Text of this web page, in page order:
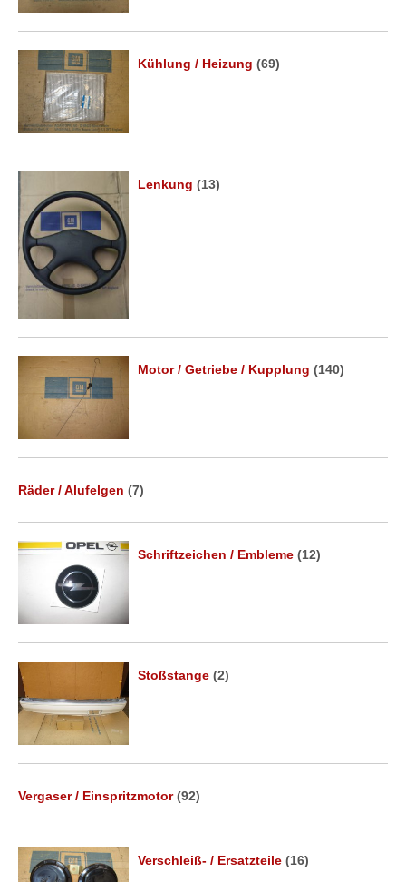
Kühlung / Heizung(69)
Lenkung(13)
Motor / Getriebe / Kupplung(140)
Räder / Alufelgen (7)
Schriftzeichen / Embleme(12)
Stoßstange(2)
Vergaser / Einspritzmotor(92)
Verschleiß- / Ersatzteile(16)